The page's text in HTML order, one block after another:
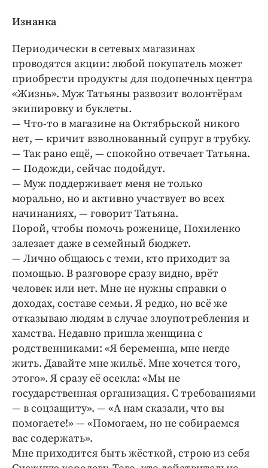
Изнанка
Периодически в сетевых магазинах
проводятся акции: любой покупатель может
приобрести продукты для подопечных центра
«Жизнь». Муж Татьяны развозит волонтёрам
экипировку и буклеты.
— Что-­то в магазине на Октябрьской никого
нет, — ​кричит взволнованный супруг в трубку.
— Так рано ещё, — ​спокойно отвечает Татьяна.
— ​Подожди, сейчас подойдут.
— Муж поддерживает меня не только
морально, но и активно участвует во всех
начинаниях, — ​говорит Татьяна.
Порой, чтобы помочь роженице, Похиленко
залезает даже в семейный бюджет.
— Лично общаюсь с теми, кто приходит за
помощью. В разговоре сразу видно, врёт
человек или нет. Мне не нужны справки о
доходах, составе семьи. Я редко, но всё же
отказываю людям в случае злоупотребления и
хамства. Недавно пришла женщина с
родственниками: «Я беременна, мне негде
жить. Давайте мне жильё. Мне хочется того,
этого». Я сразу её осекла: «Мы не
государственная организация. С требованиями
— ​в соцзащиту». — «А нам сказали, что вы
помогаете!» — ​«Помогаем, но не собираемся
вас содержать».
Мне приходится быть жёсткой, строю из себя